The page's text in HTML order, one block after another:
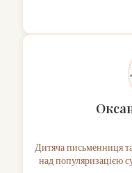
Дитяча письменниця
над популяризацією